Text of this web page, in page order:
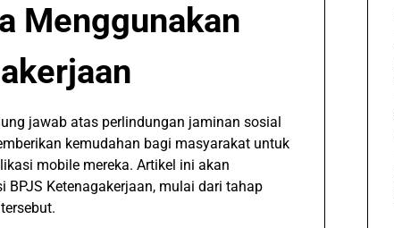
Menggunakan
jawab atas perlindungan jaminan sosial
kemudahan bagi masyarakat untuk
mobile mereka. Artikel ini akan
Ketenagakerjaan, mulai dari tahap